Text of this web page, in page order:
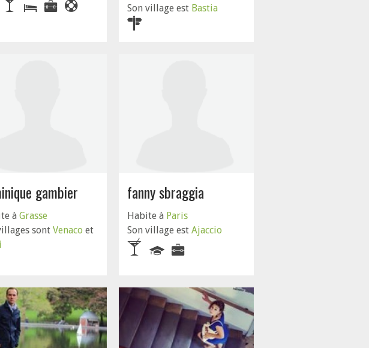
Son village est Bastia
gambier
à Grasse
sont Venaco et
fanny sbraggia
Habite à Paris
Son village est Ajaccio